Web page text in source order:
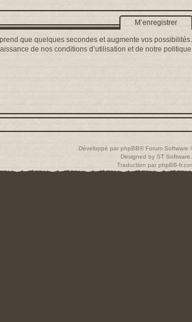
M’enregistrer
que quelques secondes et augmente vos
de nos conditions d’utilisation et de notre
Développé par phpBB® Forum Software
Designed by ST Software
Traduction par phpBB-